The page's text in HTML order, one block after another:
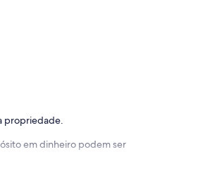
propriedade.
em dinheiro podem ser